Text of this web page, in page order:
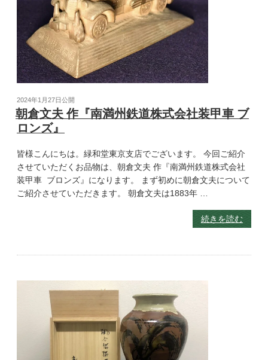
2024年1月27日公開
朝倉文夫 作『南満州鉄道株式会社装甲車 ブ
ロンズ』
皆様こんにちは。緑和堂東京支店でございます。 今回ご紹介
させていただくお品物は、朝倉文夫 作『南満州鉄道株式会社
装甲車 ブロンズ』になります。 まず初めに朝倉文夫について
ご紹介させていただきます。 朝倉文夫は1883年 …
続きを読む